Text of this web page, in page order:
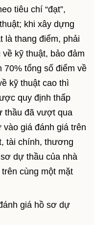
tiêu chí “đạt”,
khi xây dựng
là thang điểm, phải
kỹ thuật, bảo đảm
70% tổng số điểm về
kỹ thuật cao thì
quy định thấp
thầu đã vượt qua
giá đánh giá trên
tài chính, thương
dự thầu của nhà
cùng một mặt
giá hồ sơ dự